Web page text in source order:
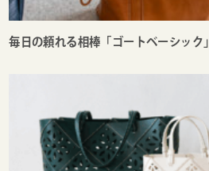
毎日の頼れる相棒「ゴートベーシック」